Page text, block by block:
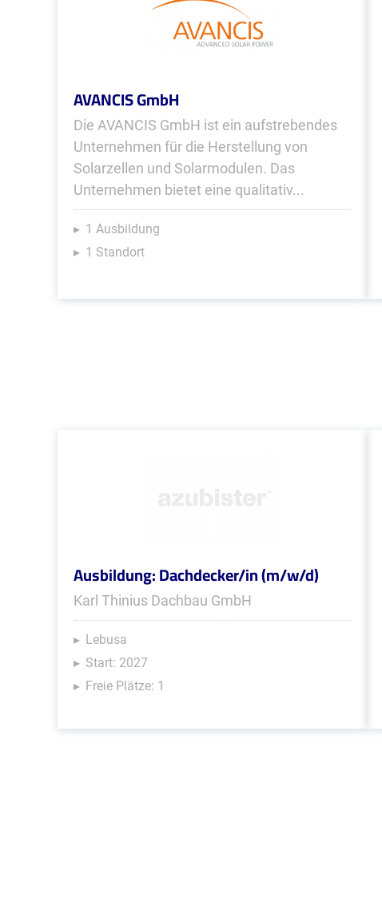
AVANCIS GmbH
Die AVANCIS GmbH ist ein aufstrebendes
Unternehmen für die Herstellung von
Solarzellen und Solarmodulen. Das
Unternehmen bietet eine qualitativ...
1 Ausbildung
1 Standort
Ausbildung: Dachdecker/in (m/w/d)
Karl Thinius Dachbau GmbH
Lebusa
Start: 2027
Freie Plätze: 1